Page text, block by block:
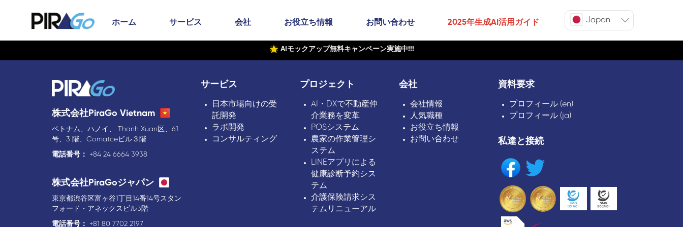
ホーム サービス 会社 お役立ち情報 お問い合わせ 2025年生成AI活用ガイド Japan
AIモックアップ無料キャンペーン実施中!!!
株式会社PiraGo Vietnam
ベトナム、ハノイ、 Thanh Xuan区、61
号、3 階、Comatceビル３階
電話番号：
+84 24 6664 3938
株式会社PiraGoジャパン
東京都渋谷区富ヶ谷1丁目14番14号スタン
フォード・アネックスビル3階
電話番号：
+81 80 7702 2197
サービス
日本市場向けの受
託開発
ラボ開発
コンサルティング
プロジェクト
AI・DXで不動産仲
介業務を変革
POSシステム
農家の作業管理シ
ステム
LINEアプリによる
健康診断予約シス
テム
介護保険請求シス
テムリニューアル
会社
会社情報
人気職種
お役立ち情報
お問い合わせ
資料要求
プロフィール (en)
プロフィール (ja)
私達と接続